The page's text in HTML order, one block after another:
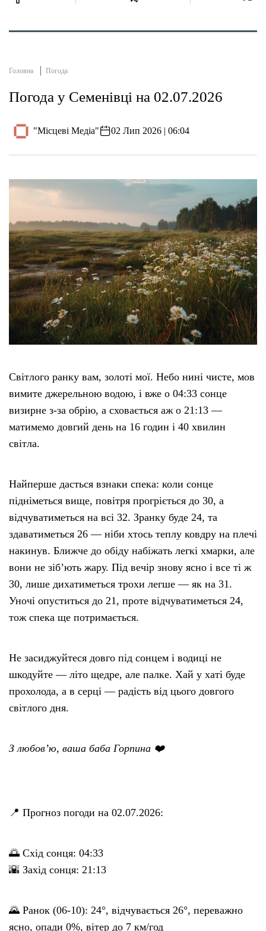
Головна Погода
Погода у Семенівці на 02.07.2026
"Місцеві Медіа" 02 Лип 2026 | 06:04
Світлого ранку вам, золоті мої. Небо нині чисте, мов
вимите джерельною водою, і вже о 04:33 сонце
визирне з-за обрію, а сховається аж о 21:13 —
матимемо довгий день на 16 годин і 40 хвилин
світла.
Найперше дасться взнаки спека: коли сонце
підніметься вище, повітря прогріється до 30, а
відчуватиметься на всі 32. Зранку буде 24, та
здаватиметься 26 — ніби хтось теплу ковдру на плечі
накинув. Ближче до обіду набіжать легкі хмарки, але
вони не зіб’ють жару. Під вечір знову ясно і все ті ж
30, лише дихатиметься трохи легше — як на 31.
Уночі опуститься до 21, проте відчуватиметься 24,
тож спека ще потримається.
Не засиджуйтеся довго під сонцем і водиці не
шкодуйте — літо щедре, але палке. Хай у хаті буде
прохолода, а в серці — радість від цього довгого
світлого дня.
З любов’ю, ваша баба Горпина ❤️
📍 Прогноз погоди на 02.07.2026:
🌅 Схід сонця: 04:33
🌇 Захід сонця: 21:13
🌄 Ранок (06-10): 24°, відчувається 26°, переважно
ясно, опади 0%, вітер до 7 км/год